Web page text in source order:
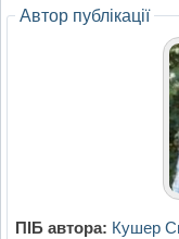
Автор публікації
ПІБ автора: Кушер